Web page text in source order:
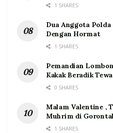
1 SHARES
Dua Anggota
Dengan Hormat
1 SHARES
Pemandian
Kakak Beradik
0 SHARES
Malam Valentine ,
Muhrim di
1 SHARES